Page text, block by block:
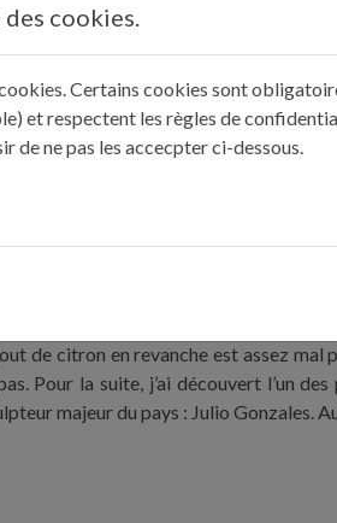
de thon (oeufs de thon
de thon salé et séché, très prisée
Un plat fort en gueule, qui restera
on fait intelligemment l’assemblage
marches en dessous du
«atun de ijada fresco»), de
cher que le jambon. Je vous
ou tout s’achète pour une bouchée
la facturer au prix fort. Peu
devraient me permettre de tenir 2 ou
la mer gagnent à être arrosée
de citron en revanche est assez
Pour la suite, j’ai découvert l’un
majeur du pays : Julio
cookies.
Certains cookies sont
et respectent les règles de
de ne pas les accecpter ci-dessous.